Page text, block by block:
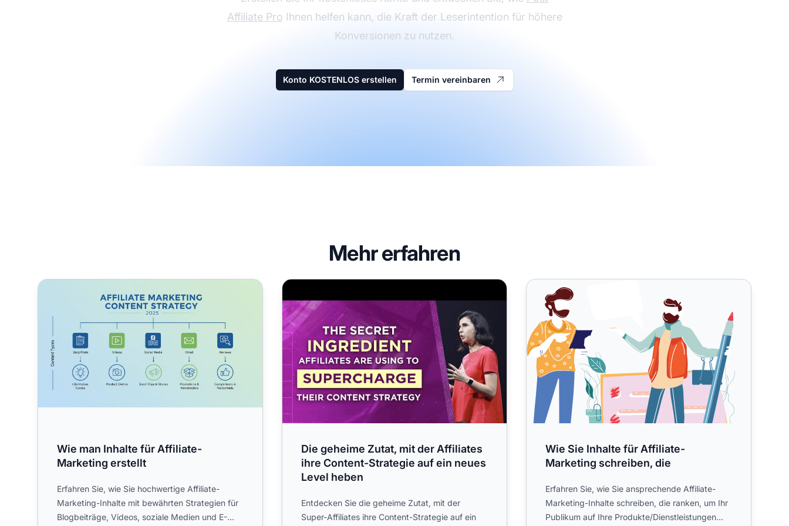
Affiliate Pro Ihnen helfen kann, die Kraft der Leserintention für höhere
Konversionen zu nutzen.
Konto KOSTENLOS erstellen Termin vereinbaren
Mehr erfahren
Wie man Inhalte für Affiliate-Marketing erstellt
Wie man Inhalte für Affiliate-
Marketing erstellt
Erfahren Sie, wie Sie hochwertige Affiliate-
Marketing-Inhalte mit bewährten Strategien für
Blogbeiträge, Videos, soziale Medien und E-
Die geheime Zutat, mit der Affiliates ihre Content-Strategie auf ein neues Level heben
Die geheime Zutat, mit der Affiliates
ihre Content-Strategie auf ein neues
Level heben
Entdecken Sie die geheime Zutat, mit der
Super-Affiliates ihre Content-Strategie auf ein
Wie Sie Inhalte für Affiliate-Marketing schreiben, die
Wie Sie Inhalte für Affiliate-
Marketing schreiben, die
Erfahren Sie, wie Sie ansprechende Affiliate-
Marketing-Inhalte schreiben, die ranken, um Ihr
Publikum auf Ihre Produkte/Dienstleistungen